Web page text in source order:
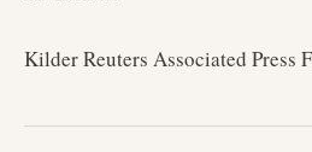
Kilder Reuters Associated Press